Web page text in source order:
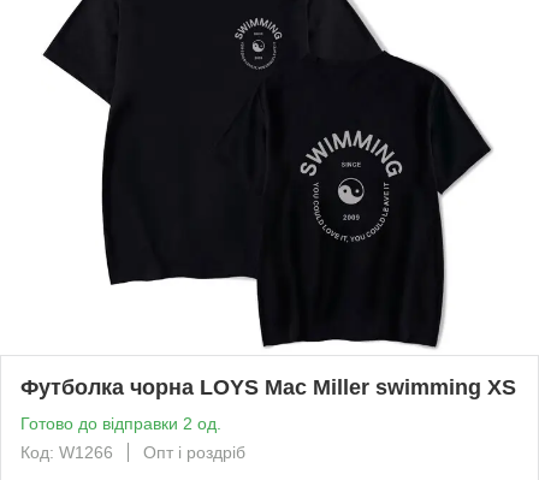
Футболка чорна LOYS Mac Miller swimming XS
Готово до відправки 2 од.
Код: W1266
Опт і роздріб